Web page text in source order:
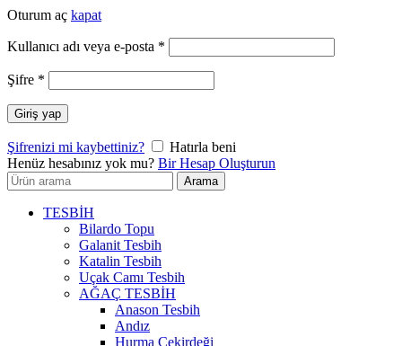
Oturum aç kapat
Kullanıcı adı veya e-posta *
Şifre *
Giriş yap
Şifrenizi mi kaybettiniz?
Hatırla beni
Henüz hesabınız yok mu? Bir Hesap Oluşturun
Arayın:
Arama
TESBİH
Bilardo Topu
Galanit Tesbih
Katalin Tesbih
Uçak Camı Tesbih
AĞAÇ TESBİH
Anason Tesbih
Andız
Hurma Çekirdeği